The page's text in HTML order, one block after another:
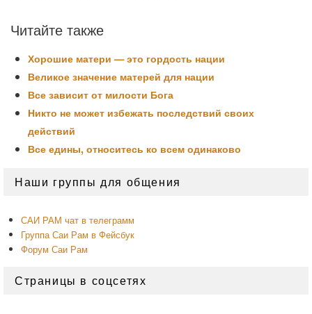
Читайте также
Хорошие матери — это гордость нации
Великое значение матерей для нации
Все зависит от милости Бога
Никто не может избежать последствий своих
действий
Все едины, относитесь ко всем одинаково
основной
Наши группы для общения
САИ РАМ чат в телеграмм
Группа Саи Рам в Фейсбук
Форум Саи Рам
Страницы в соцсетях